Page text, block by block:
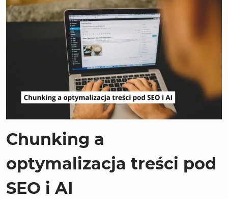
Chunking a
optymalizacja treści pod
SEO i AI